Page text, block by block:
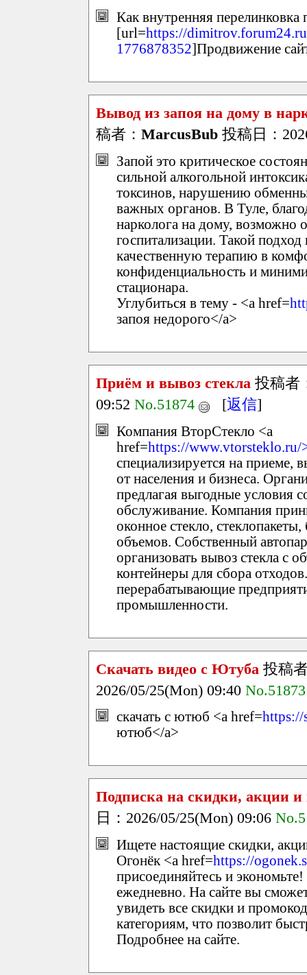
Как внутренняя перелинковка
[url=https://
1776878352]Продвижение
Вывод из запоя на дому в
稿者： MarcusBub 投稿日：
Запой это критическое
сильной алкогольной
токсинов, нарушению
важных органов. В Туле,
нарколога на дому, возможно
госпитализации. Такой
качественную терапию в
конфиденциальность и
стационара.
Углубиться в тему - <a href=
запоя недорого</a>
Приём и вывоз стекла 投稿者
09:52 No.51874 [返信]
Компания ВторСтекло <a
href=https://
специализируется на приеме,
от населения и бизнеса.
предлагая выгодные условия
обслуживание. Компания
оконное стекло,
объемов. Собственный
организовать вывоз стекла с
контейнеры для сбора
перерабатывающие
промышленности.
Скачать видео с Ютуба 投稿
2026/05/25(Mon) 09:40 No.51873
скачать с ютюб <a href=https://
ютюб</a>
Подписка на скидки, акции
日：2026/05/25(Mon) 09:06
Ищете настоящие скидки,
Огонёк <a href=https://
присоединяйтесь и
ежедневно. На сайте вы
увидеть все скидки и
категориям, что позволит
Подробнее на сайте.